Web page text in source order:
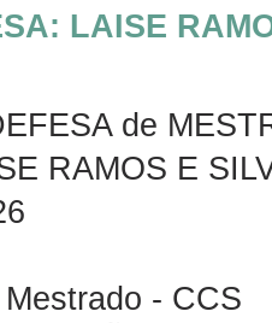
LAISE
de
RAMOS E
- CCS